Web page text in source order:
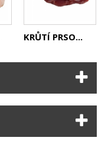
KRŮTÍ PRSO...